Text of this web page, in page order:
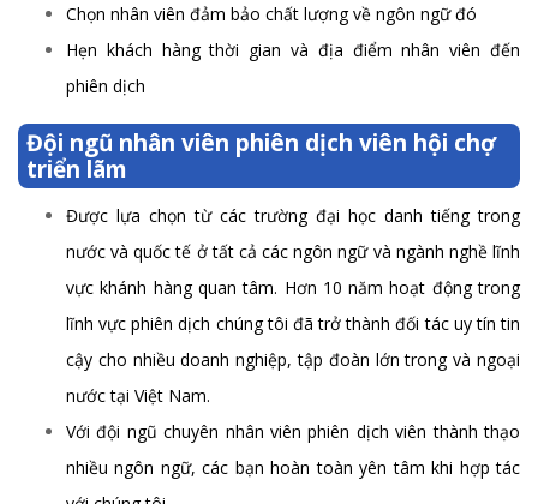
Chọn nhân viên đảm bảo chất lượng về ngôn ngữ đó
Hẹn khách hàng thời gian và địa điểm nhân viên đến
phiên dịch
Đội ngũ nhân viên phiên dịch viên hội chợ
triển lãm
Được lựa chọn từ các trường đại học danh tiếng trong
nước và quốc tế ở tất cả các ngôn ngữ và ngành nghề lĩnh
vực khánh hàng quan tâm. Hơn 10 năm hoạt động trong
lĩnh vực phiên dịch chúng tôi đã trở thành đối tác uy tín tin
cậy cho nhiều doanh nghiệp, tập đoàn lớn trong và ngoại
nước tại Việt Nam.
Với đội ngũ chuyên nhân viên phiên dịch viên thành thạo
nhiều ngôn ngữ, các bạn hoàn toàn yên tâm khi hợp tác